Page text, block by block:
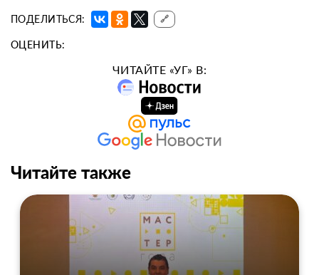
ПОДЕЛИТЬСЯ: 🔗
ОЦЕНИТЬ:
ЧИТАЙТЕ «УГ» В:
Читайте также